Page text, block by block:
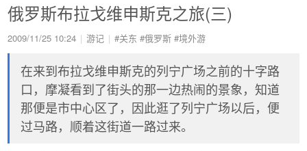
俄罗斯布拉戈维申斯克之旅(三)
2009/11/25 10:24 游记 #关东 #俄罗斯 #境外游
在来到布拉戈维申斯克的列宁广场之前的十字路
口，摩凝看到了街头的那一边热闹的景象，知道
那便是市中心区了，因此逛了列宁广场以后，便
过马路，顺着这街道一路过来。